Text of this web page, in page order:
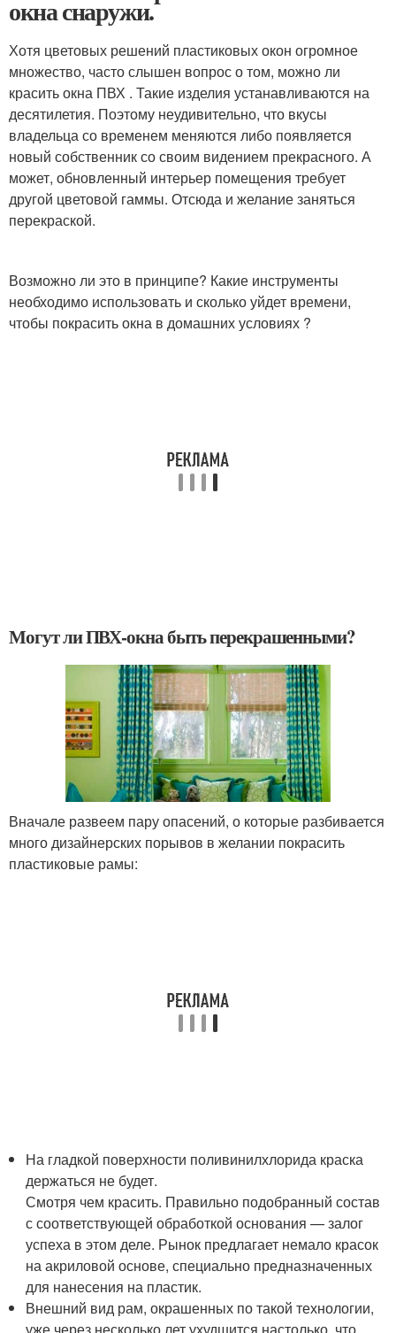
окна снаружи.
Хотя цветовых решений пластиковых окон огромное
множество, часто слышен вопрос о том, можно ли
красить окна ПВХ . Такие изделия устанавливаются на
десятилетия. Поэтому неудивительно, что вкусы
владельца со временем меняются либо появляется
новый собственник со своим видением прекрасного. А
может, обновленный интерьер помещения требует
другой цветовой гаммы. Отсюда и желание заняться
перекраской.
Возможно ли это в принципе? Какие инструменты
необходимо использовать и сколько уйдет времени,
чтобы покрасить окна в домашних условиях ?
Могут ли ПВХ-окна быть перекрашенными?
Вначале развеем пару опасений, о которые разбивается
много дизайнерских порывов в желании покрасить
пластиковые рамы:
На гладкой поверхности поливинилхлорида краска
держаться не будет.
Смотря чем красить. Правильно подобранный состав
с соответствующей обработкой основания — залог
успеха в этом деле. Рынок предлагает немало красок
на акриловой основе, специально предназначенных
для нанесения на пластик.
Внешний вид рам, окрашенных по такой технологии,